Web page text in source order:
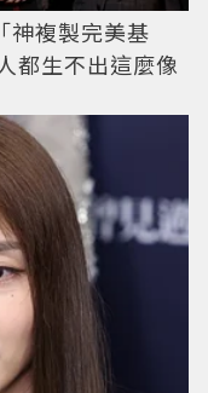
神複製完美基
都生不出這麼像